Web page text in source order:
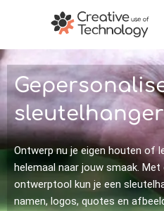
inhoud
Ontwerp nu je eigen houten of
helemaal naar jouw smaak. Met
ontwerptool kun je een
namen, logos, quotes en